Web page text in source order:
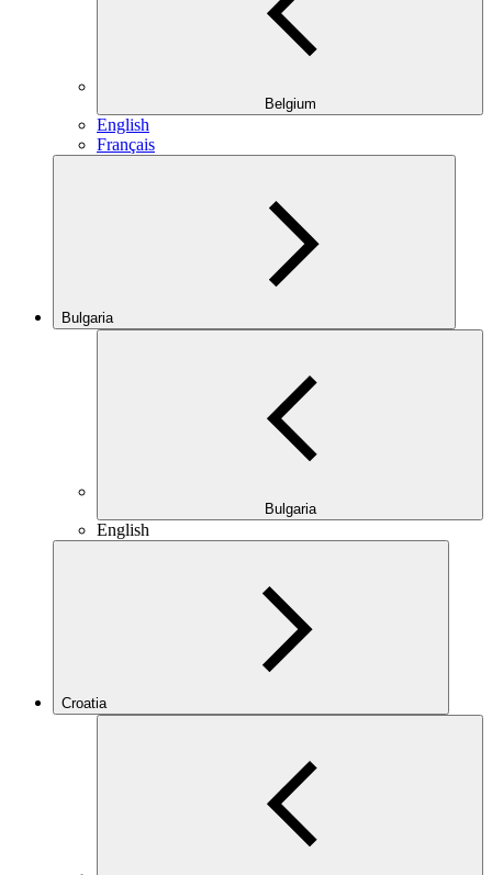
Belgium
English
Français
Bulgaria
Bulgaria
English
Croatia